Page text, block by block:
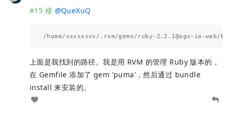
#15 楼 @QueXuQ
上面是我找到的路径。我是用 RVM 的管理 Ruby 版本的，
在 Gemfile 添加了 gem 'puma'，然后通过 bundle
install 来安装的。